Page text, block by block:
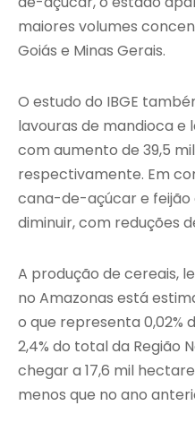
maiores volumes
Goiás e Minas Gerais.
O estudo do IBGE
lavouras de mandioca e
com aumento de 39,5
respectivamente. Em
cana-de-açúcar e feijão
diminuir, com reduções
A produção de cereais,
no Amazonas está
o que representa 0,02%
2,4% do total da Região
chegar a 17,6 mil
menos que no ano